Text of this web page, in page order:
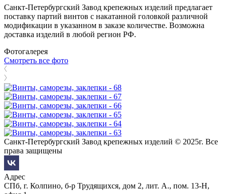
Санкт-Петербургский Завод крепежных изделий предлагает
поставку партий винтов с накатанной головкой различной
модификации в указанном в заказе количестве. Возможна
доставка изделий в любой регион РФ.
Фотогалерея
Смотреть все фото
Санкт-Петербургский Завод крепежных изделий © 2025г. Все
права защищены
Адрес
СПб, г. Колпино, б-р Трудящихся, дом 2, лит. А., пом. 13-Н,